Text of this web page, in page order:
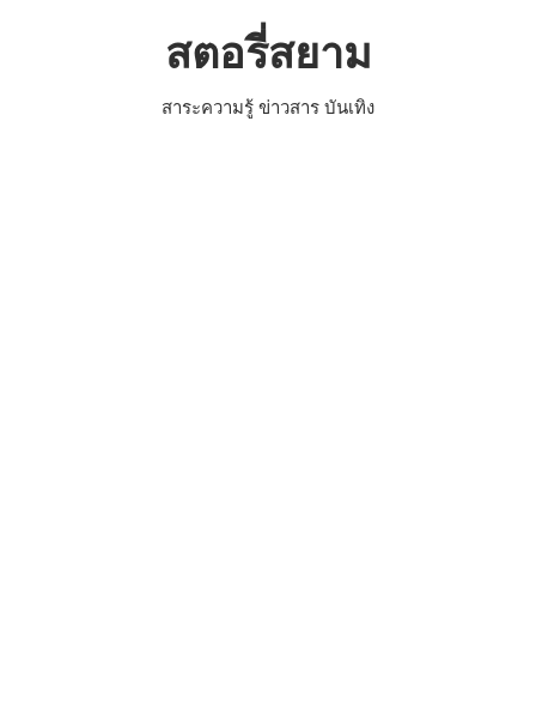
สตอรี่สยาม
สาระความรู้ ข่าวสาร บันเทิง